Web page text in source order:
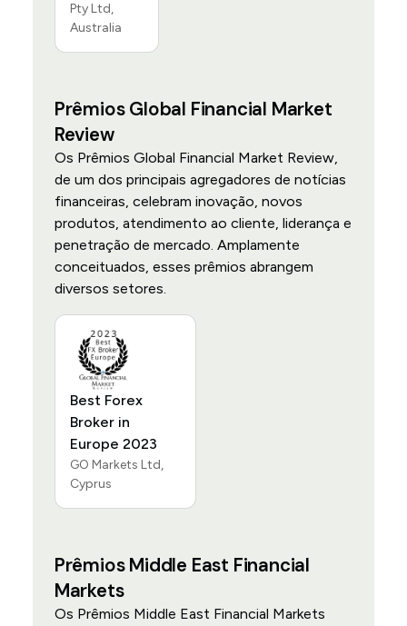
Pty Ltd,
Australia
Prêmios Global Financial Market
Review
Os Prêmios Global Financial Market Review,
de um dos principais agregadores de notícias
financeiras, celebram inovação, novos
produtos, atendimento ao cliente, liderança e
penetração de mercado. Amplamente
conceituados, esses prêmios abrangem
diversos setores.
Best Forex
Broker in
Europe 2023
GO Markets Ltd,
Cyprus
Prêmios Middle East Financial
Markets
Os Prêmios Middle East Financial Markets